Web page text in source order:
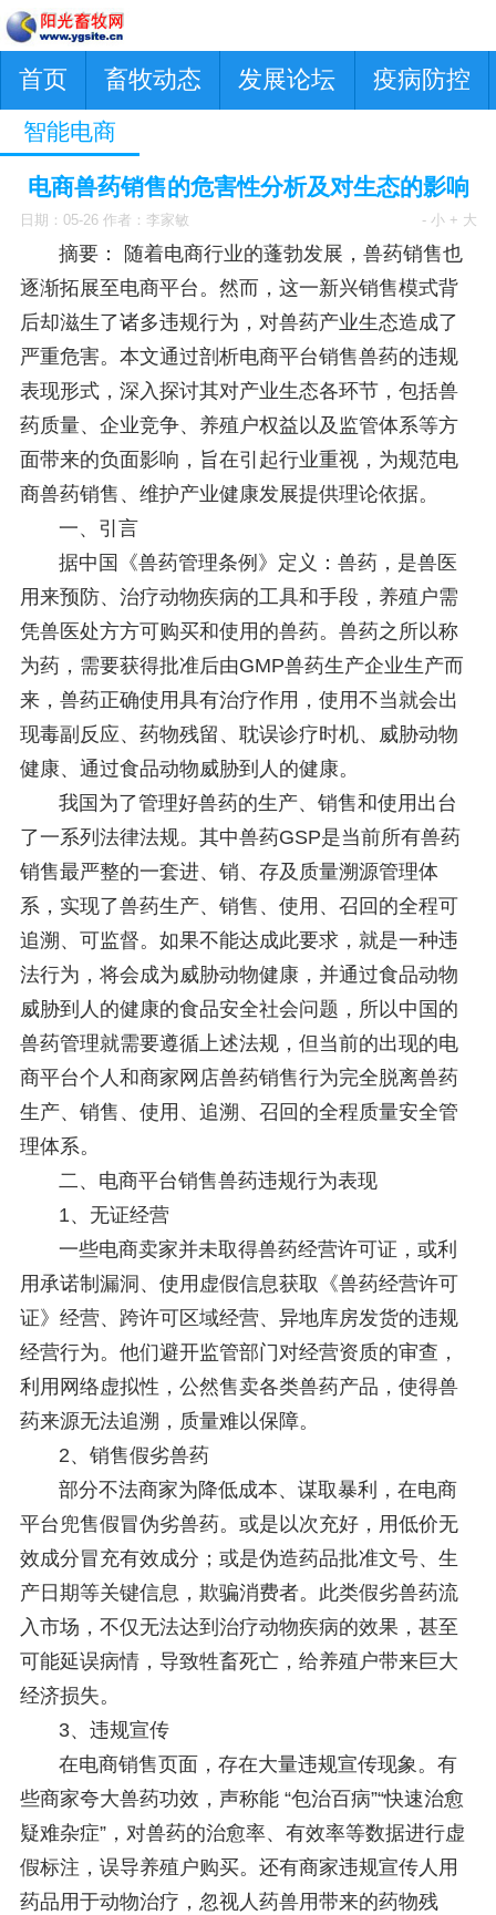
首页 畜牧动态 发展论坛 疫病防控
智能电商
电商兽药销售的危害性分析及对生态的影响
日期：05-26 作者：李家敏 - 小 + 大
摘要： 随着电商行业的蓬勃发展，兽药销售也
逐渐拓展至电商平台。然而，这一新兴销售模式背
后却滋生了诸多违规行为，对兽药产业生态造成了
严重危害。本文通过剖析电商平台销售兽药的违规
表现形式，深入探讨其对产业生态各环节，包括兽
药质量、企业竞争、养殖户权益以及监管体系等方
面带来的负面影响，旨在引起行业重视，为规范电
商兽药销售、维护产业健康发展提供理论依据。
一、引言
据中国《兽药管理条例》定义：兽药，是兽医
用来预防、治疗动物疾病的工具和手段，养殖户需
凭兽医处方方可购买和使用的兽药。兽药之所以称
为药，需要获得批准后由GMP兽药生产企业生产而
来，兽药正确使用具有治疗作用，使用不当就会出
现毒副反应、药物残留、耽误诊疗时机、威胁动物
健康、通过食品动物威胁到人的健康。
我国为了管理好兽药的生产、销售和使用出台
了一系列法律法规。其中兽药GSP是当前所有兽药
销售最严整的一套进、销、存及质量溯源管理体
系，实现了兽药生产、销售、使用、召回的全程可
追溯、可监督。如果不能达成此要求，就是一种违
法行为，将会成为威胁动物健康，并通过食品动物
威胁到人的健康的食品安全社会问题，所以中国的
兽药管理就需要遵循上述法规，但当前的出现的电
商平台个人和商家网店兽药销售行为完全脱离兽药
生产、销售、使用、追溯、召回的全程质量安全管
理体系。
二、电商平台销售兽药违规行为表现
1、 无证经营
一些电商卖家并未取得兽药经营许可证，或利
用承诺制漏洞、使用虚假信息获取《兽药经营许可
证》经营、跨许可区域经营、异地库房发货的违规
经营行为。他们避开监管部门对经营资质的审查，
利用网络虚拟性，公然售卖各类兽药产品，使得兽
药来源无法追溯，质量难以保障。
2、销售假劣兽药
部分不法商家为降低成本、谋取暴利，在电商
平台兜售假冒伪劣兽药。或是以次充好，用低价无
效成分冒充有效成分；或是伪造药品批准文号、生
产日期等关键信息，欺骗消费者。此类假劣兽药流
入市场，不仅无法达到治疗动物疾病的效果，甚至
可能延误病情，导致牲畜死亡，给养殖户带来巨大
经济损失。
3、违规宣传
在电商销售页面，存在大量违规宣传现象。有
些商家夸大兽药功效，声称能 “包治百病”“快速治愈
疑难杂症”，对兽药的治愈率、有效率等数据进行虚
假标注，误导养殖户购买。还有商家违规宣传人用
药品用于动物治疗，忽视人药兽用带来的药物残